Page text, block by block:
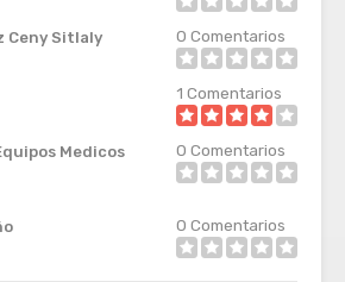
Ceny Sitlaly
0 Comentarios
1 Comentarios
Medicos
0 Comentarios
0 Comentarios